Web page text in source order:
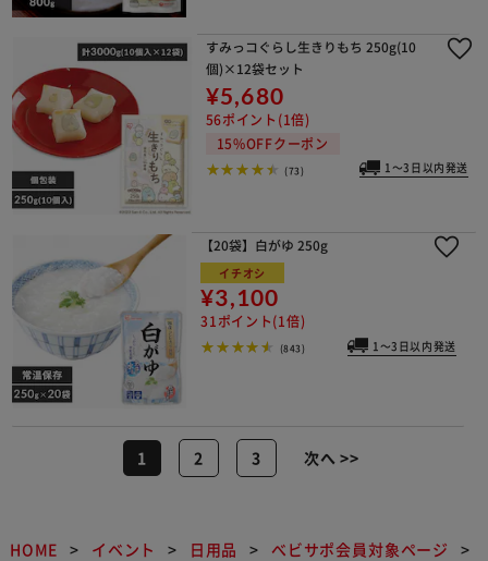
すみっコぐらし生きりもち 250g(10
個)×12袋セット
¥5,680
56ポイント(1倍)
15%OFFクーポン
(73) 1～3日以内発送
【20袋】白がゆ 250g
イチオシ
¥3,100
31ポイント(1倍)
(843) 1～3日以内発送
1 2 3 次へ >>
HOME イベント 日用品 べビサポ会員対象ページ